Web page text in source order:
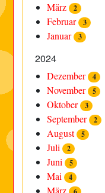
März 2
Februar 3
Januar 3
2024
Dezember 4
November 5
Oktober 3
September 2
August 5
Juli 2
Juni 5
Mai 4
März